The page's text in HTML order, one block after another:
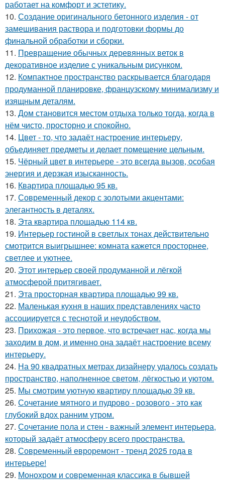
работает на комфорт и эстетику.
10. Создание оригинального бетонного изделия - от
замешивания раствора и подготовки формы до
финальной обработки и сборки.
11. Превращение обычных деревянных веток в
декоративное изделие с уникальным рисунком.
12. Компактное пространство раскрывается благодаря
продуманной планировке, французскому минимализму и
изящным деталям.
13. Дом становится местом отдыха только тогда, когда в
нём чисто, просторно и спокойно.
14. Цвет - то, что задаёт настроение интерьеру,
объединяет предметы и делает помещение цельным.
15. Чёрный цвет в интерьере - это всегда вызов, особая
энергия и дерзкая изысканность.
16. Квартира площадью 95 кв.
17. Современный декор с золотыми акцентами:
элегантность в деталях.
18. Эта квартира площадью 114 кв.
19. Интерьер гостиной в светлых тонах действительно
смотрится выигрышнее: комната кажется просторнее,
светлее и уютнее.
20. Этот интерьер своей продуманной и лёгкой
атмосферой притягивает.
21. Эта просторная квартира площадью 99 кв.
22. Маленькая кухня в наших представлениях часто
ассоциируется с теснотой и неудобством.
23. Прихожая - это первое, что встречает нас, когда мы
заходим в дом, и именно она задаёт настроение всему
интерьеру.
24. На 90 квадратных метрах дизайнеру удалось создать
пространство, наполненное светом, лёгкостью и уютом.
25. Мы смотрим уютную квартиру площадью 39 кв.
26. Сочетание мятного и пудрово - розового - это как
глубокий вдох ранним утром.
27. Сочетание пола и стен - важный элемент интерьера,
который задаёт атмосферу всего пространства.
28. Современный евроремонт - тренд 2025 года в
интерьере!
29. Монохром и современная классика в бывшей